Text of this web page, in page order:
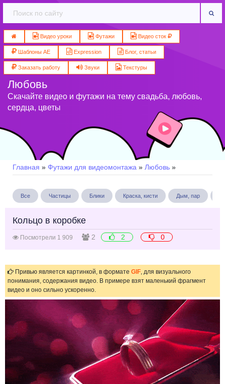
Видео уроки Футажи Видео сток
Шаблоны AE Expression Блог, статьи
Заказать работу Звуки Текстуры
Любовь
Скачайте видео и футажи на тему свадьба, любовь,
сердца, цветы
Главная » Футажи для видеомонтажа » Любовь »
Все Частицы Блики Краска, кисти Дым, пар
Кольцо в коробке
Посмотрели 1 909 2 2 0
Привью является картинкой, в формате GIF, для визуального
понимания, содержания видео. В примере взят маленький фрагмент
видео и оно сильно ускоренно.